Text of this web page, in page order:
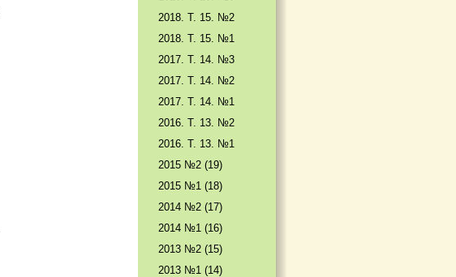
2018. Т. 15. №2
2018. Т. 15. №1
2017. T. 14. №3
2017. T. 14. №2
2017. T. 14. №1
2016. T. 13. №2
2016. T. 13. №1
2015 №2 (19)
2015 №1 (18)
2014 №2 (17)
2014 №1 (16)
2013 №2 (15)
2013 №1 (14)